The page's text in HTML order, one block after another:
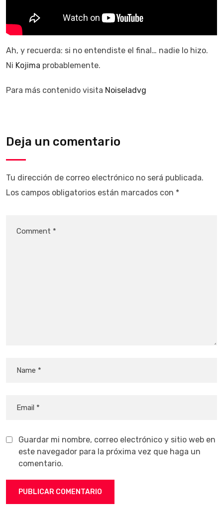
Ah, y recuerda: si no entendiste el final… nadie lo hizo.
Ni Kojima probablemente.
Para más contenido visita Noiseladvg
Deja un comentario
Tu dirección de correo electrónico no será publicada.
Los campos obligatorios están marcados con *
Guardar mi nombre, correo electrónico y sitio web en
este navegador para la próxima vez que haga un
comentario.